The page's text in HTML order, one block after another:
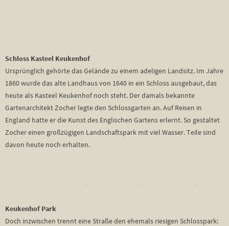
Schloss Kasteel Keukenhof
Ursprünglich gehörte das Gelände zu einem adeligen Landsitz. Im Jahre
1860 wurde das alte Landhaus von 1640 in ein Schloss ausgebaut, das
heute als Kasteel Keukenhof noch steht. Der damals bekannte
Gartenarchitekt Zocher legte den Schlossgarten an. Auf Reisen in
England hatte er die Kunst des Englischen Gartens erlernt. So gestaltet
Zocher einen großzügigen Landschaftspark mit viel Wasser. Teile sind
davon heute noch erhalten.
Keukenhof Park
Doch inzwischen trennt eine Straße den ehemals riesigen Schlosspark: